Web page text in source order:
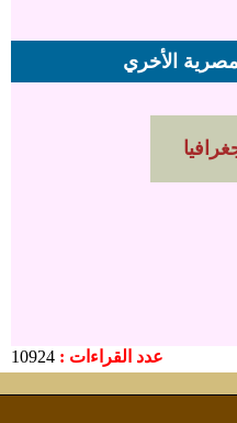
الأخري
عدد القراءات : 10924